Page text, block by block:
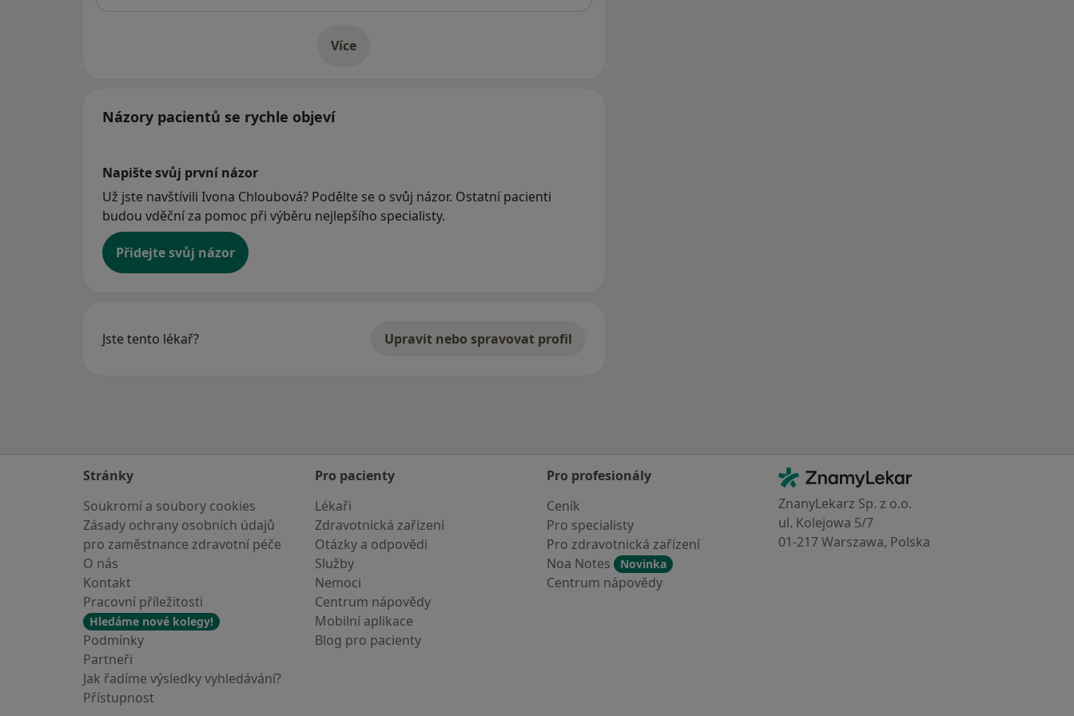
Víceo adrese
Názory pacientů se rychle objeví
Napište svůj první názor
Už jste navštívili Ivona Chloubová? Podělte se o svůj názor. Ostatní pacienti
budou vděční za pomoc při výběru nejlepšího specialisty.
Přidejte svůj názor
Jste tento lékař? Upravit nebo spravovat profil
Stránky
Soukromí a soubory cookies
Zásady ochrany osobních údajů
pro zaměstnance zdravotní péče
O nás
Kontakt
Pracovní příležitosti
Hledáme nové kolegy!
Podmínky
Partneři
Jak řadíme výsledky vyhledávání?
Přístupnost
Pro pacienty
Lékaři
Zdravotnická zařízení
Otázky a odpovědi
Služby
Nemoci
Centrum nápovědy
Mobilní aplikace
Blog pro pacienty
Pro profesionály
Ceník
Pro specialisty
Pro zdravotnická zařízení
Noa Notes
Novinka
Centrum nápovědy
Kontakt
ZnamyLekar - Hlavní stránka
ZnanyLekarz Sp. z o.o.
ul. Kolejowa 5/7
01-217 Warszawa, Polska